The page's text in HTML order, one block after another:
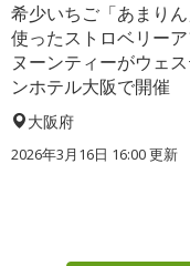
希少いちご「あまり
使ったストロベリー
ヌーンティーがウェ
ンホテル大阪で開催
大阪府
2026年3月16日 16:00 更新